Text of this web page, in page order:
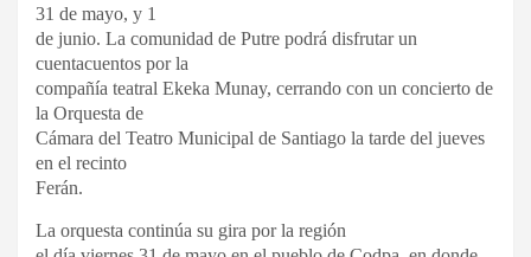
31 de mayo, y 1
de junio. La comunidad de Putre podrá disfrutar un
cuentacuentos por la
compañía teatral Ekeka Munay, cerrando con un concierto de
la Orquesta de
Cámara del Teatro Municipal de Santiago la tarde del jueves
en el recinto
Ferán.
La orquesta continúa su gira por la región